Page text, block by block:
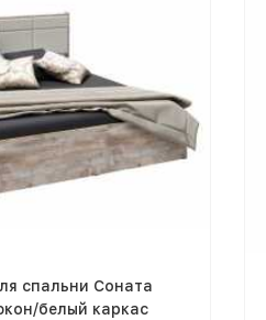
спальни Соната
белый каркас